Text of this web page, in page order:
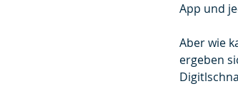
App und
Aber wie
ergeben